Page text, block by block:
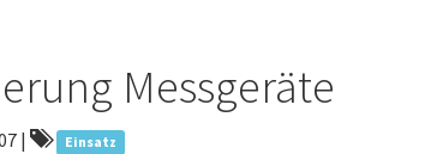
Messgeräte
| Einsatz